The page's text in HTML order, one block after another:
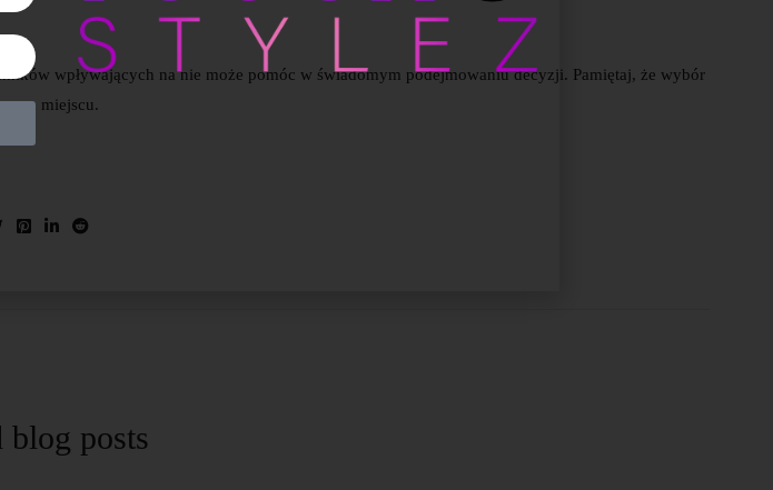
wpływających na nie może pomóc w świadomym podejmowaniu decyzji. Pamiętaj, że wybór
miejscu.
blog posts